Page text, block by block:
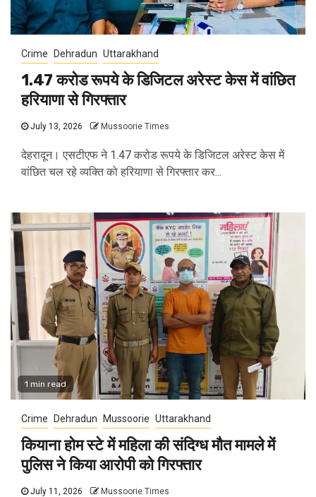
Crime Dehradun Uttarakhand
1.47 करोड रूपये के डिजिटल अरेस्ट केस में वांछित
हरियाणा से गिरफ्तार
July 13, 2026 Mussoorie Times
देहरादून। एसटीएफ ने 1.47 करोड रूपये के डिजिटल अरेस्ट केस में
वांछित चल रहे व्यक्ति को हरियाणा से गिरफ्तार कर...
1 min read
Crime Dehradun Mussoorie Uttarakhand
कियाना होम स्टे में महिला की संदिग्ध मौत मामले में
पुलिस ने किया आरोपी को गिरफ्तार
July 11, 2026 Mussoorie Times